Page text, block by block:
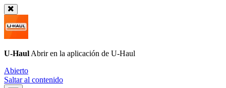
U-Haul Abrir en la aplicación de U-Haul
Abierto
Saltar al contenido